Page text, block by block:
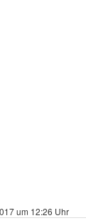
um 12:26 Uhr